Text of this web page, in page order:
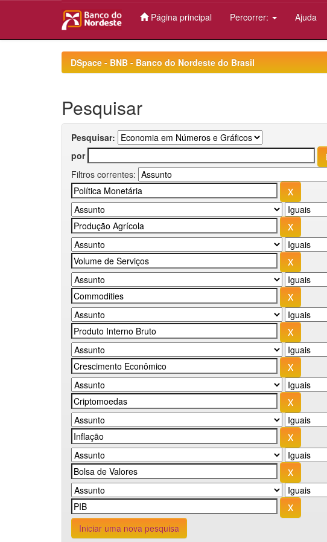
Página principal Percorrer: Ajuda
DSpace - BNB - Banco do Nordeste do Brasil
Pesquisar
Pesquisar:
por
Filtros correntes:
Iniciar uma nova pesquisa